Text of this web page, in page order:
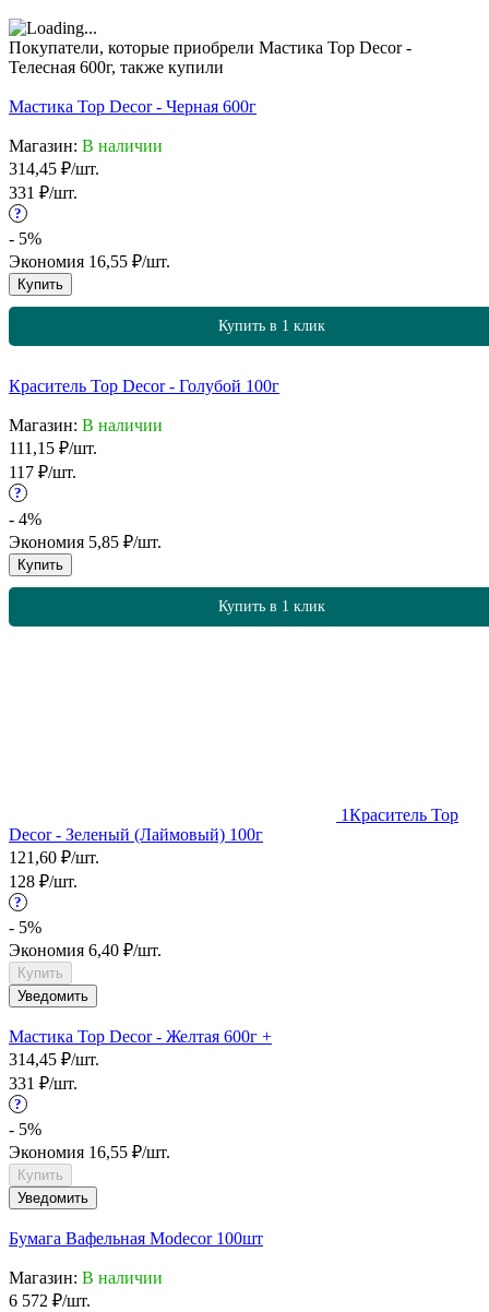
Покупатели, которые приобрели Мастика Top Decor -
Телесная 600г, также купили
Мастика Top Decor - Черная 600г
Магазин: В наличии
314,45 ₽/шт.
331 ₽/шт.
?
- 5%
Экономия 16,55 ₽/шт.
Купить
Купить в 1 клик
Краситель Top Decor - Голубой 100г
Магазин: В наличии
111,15 ₽/шт.
117 ₽/шт.
?
- 4%
Экономия 5,85 ₽/шт.
Купить
Купить в 1 клик
1Краситель Top
Decor - Зеленый (Лаймовый) 100г
121,60 ₽/шт.
128 ₽/шт.
?
- 5%
Экономия 6,40 ₽/шт.
Купить
Уведомить
Мастика Top Decor - Желтая 600г +
314,45 ₽/шт.
331 ₽/шт.
?
- 5%
Экономия 16,55 ₽/шт.
Купить
Уведомить
Бумага Вафельная Modecor 100шт
Магазин: В наличии
6 572 ₽/шт.